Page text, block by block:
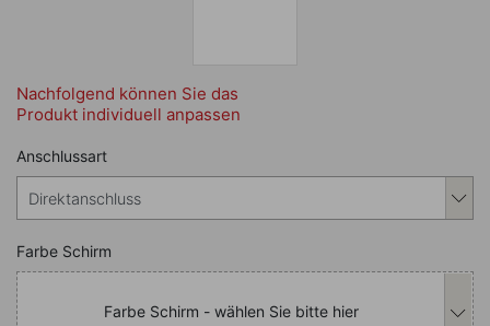
Nachfolgend können Sie das
Produkt individuell anpassen
Nachfolgend können Sie das
Anschlussart
Nachfolgend können Sie das
Farbe Schirm
Farbe Schirm - wählen Sie bitte hier